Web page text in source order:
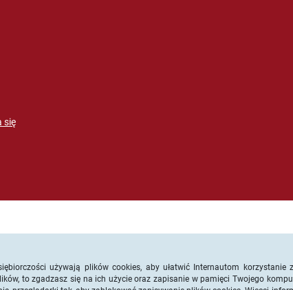
się
używają plików cookies, aby ułatwić Internautom
to zgadzasz się na ich użycie oraz zapisanie w pamięci Twojego